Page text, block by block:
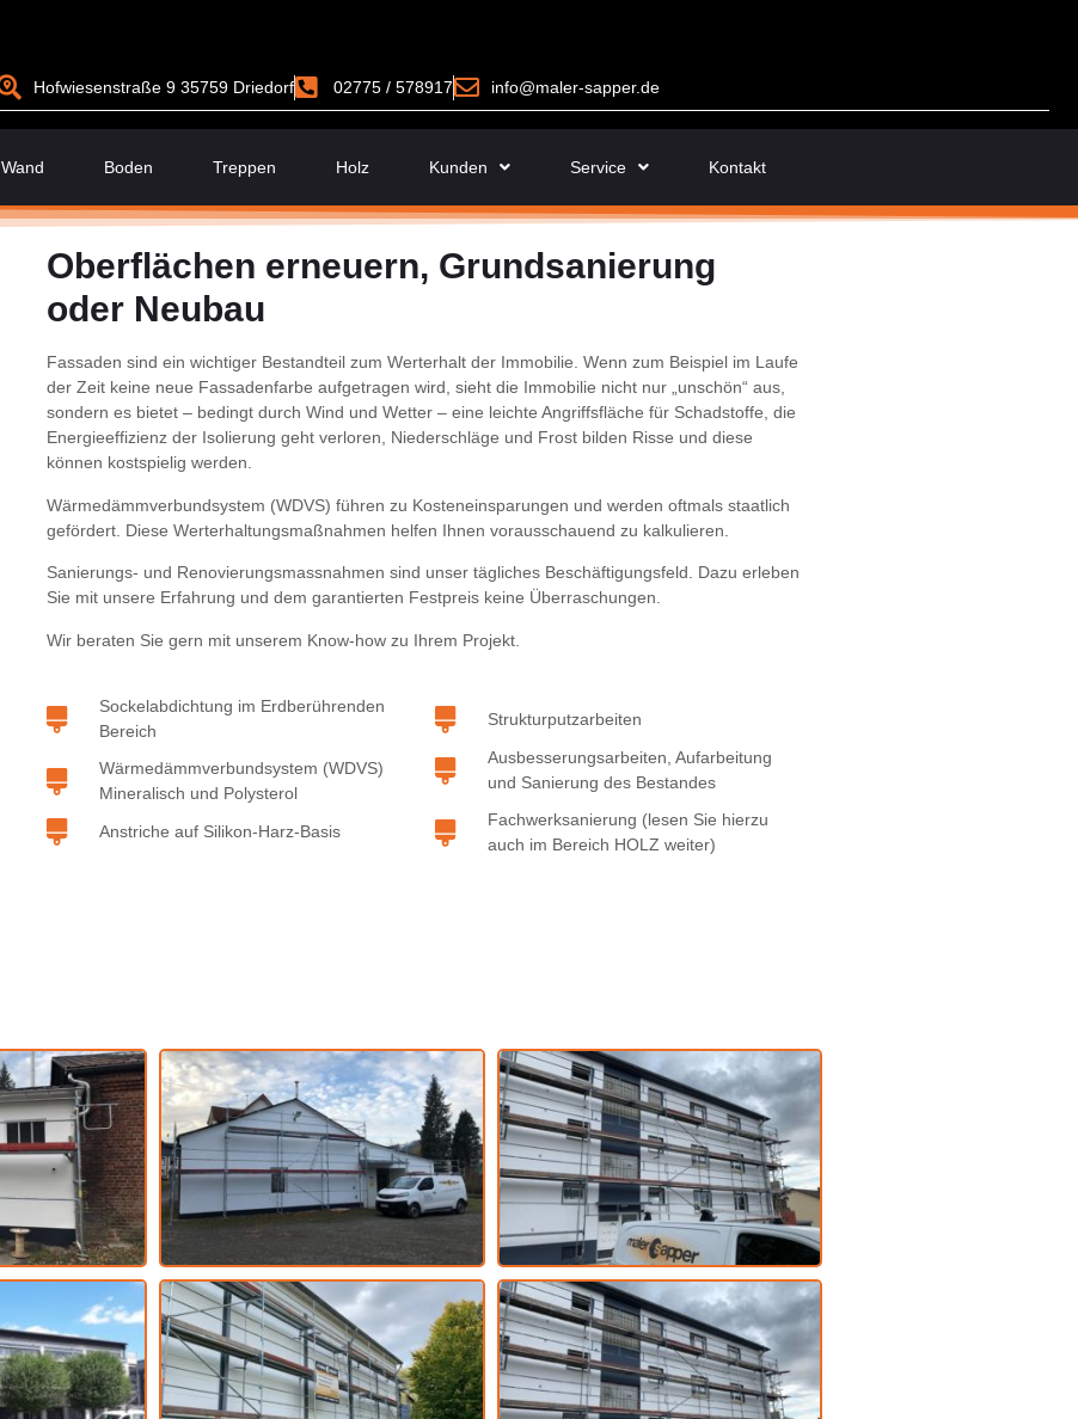
Hofwiesenstraße 9 35759 Driedorf 02775 / 578917 info@maler-sapper.de
Wand Boden Treppen Holz Kunden Service Kontakt
Oberflächen erneuern, Grundsanierung
oder Neubau
Fassaden sind ein wichtiger Bestandteil zum Werterhalt der Immobilie. Wenn zum Beispiel im Laufe
der Zeit keine neue Fassadenfarbe aufgetragen wird, sieht die Immobilie nicht nur „unschön“ aus,
sondern es bietet – bedingt durch Wind und Wetter – eine leichte Angriffsfläche für Schadstoffe, die
Energieeffizienz der Isolierung geht verloren, Niederschläge und Frost bilden Risse und diese
können kostspielig werden.
Wärmedämmverbundsystem (WDVS) führen zu Kosteneinsparungen und werden oftmals staatlich
gefördert. Diese Werterhaltungsmaßnahmen helfen Ihnen vorausschauend zu kalkulieren.
Sanierungs- und Renovierungsmassnahmen sind unser tägliches Beschäftigungsfeld. Dazu erleben
Sie mit unsere Erfahrung und dem garantierten Festpreis keine Überraschungen.
Wir beraten Sie gern mit unserem Know-how zu Ihrem Projekt.
Sockelabdichtung im Erdberührenden
Bereich
Wärmedämmverbundsystem (WDVS)
Mineralisch und Polysterol
Anstriche auf Silikon-Harz-Basis
Strukturputzarbeiten
Ausbesserungsarbeiten, Aufarbeitung
und Sanierung des Bestandes
Fachwerksanierung (lesen Sie hierzu
auch im Bereich HOLZ weiter)